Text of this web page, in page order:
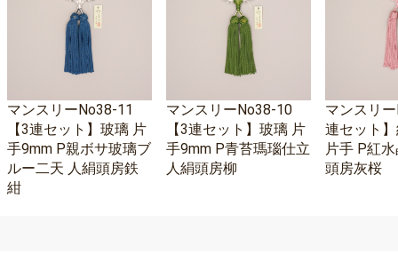
マンスリーNo38-11
【3連セット】玻璃 片
手9mm P親ボサ玻璃ブ
ルー二天 人絹頭房鉄
紺
マンスリーNo38-10
【3連セット】玻璃 片
手9mm P青苔瑪瑙仕立
人絹頭房柳
マンスリ
連セット
片手 P紅
頭房灰桜